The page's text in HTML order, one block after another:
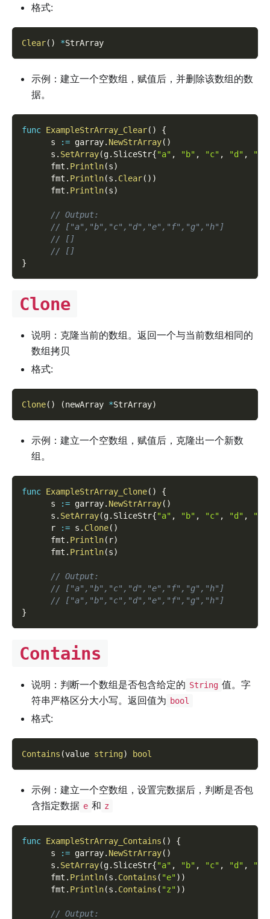
格式:
Clear( ) *StrArray
示例：建立一个空数组，赋值后，并删除该数组的数
据。
func ExampleStrArray_Clear( )
{
      s
:= garray. NewStrArray( )
      s
. SetArray(g. SliceStr{"a" , "b" , "c" , "d" , "e"
      fmt
. Println(s)
      fmt
. Println(s . Clear( ) )
      fmt
. Println(s)
// Output:
// ["a","b","c","d","e","f","g","h"]
// []
// []
}
Clone
说明：克隆当前的数组。返回一个与当前数组相同的
数组拷贝
格式:
Clone( ) (newArray *StrArray)
示例：建立一个空数组，赋值后，克隆出一个新数
组。
func ExampleStrArray_Clone( )
{
      s
:= garray. NewStrArray( )
      s
. SetArray(g. SliceStr{"a" , "b" , "c" , "d" , "e"
      r
:= s . Clone( )
      fmt
. Println( r)
      fmt
. Println(s)
// Output:
// ["a","b","c","d","e","f","g","h"]
// ["a","b","c","d","e","f","g","h"]
}
Contains
说明：判断一个数组是否包含给定的 String 值。字
符串严格区分大小写。返回值为 bool
格式:
Contains (value string) bool
示例：建立一个空数组，设置完数据后，判断是否包
含指定数据 e 和 z
func ExampleStrArray_Contains ( )
{
      s
:= garray. NewStrArray( )
      s
. SetArray(g. SliceStr{"a" , "b" , "c" , "d" , "e"
      fmt
. Println(s . Contains ( "e") )
      fmt
. Println(s . Contains ( "z") )
// Output: